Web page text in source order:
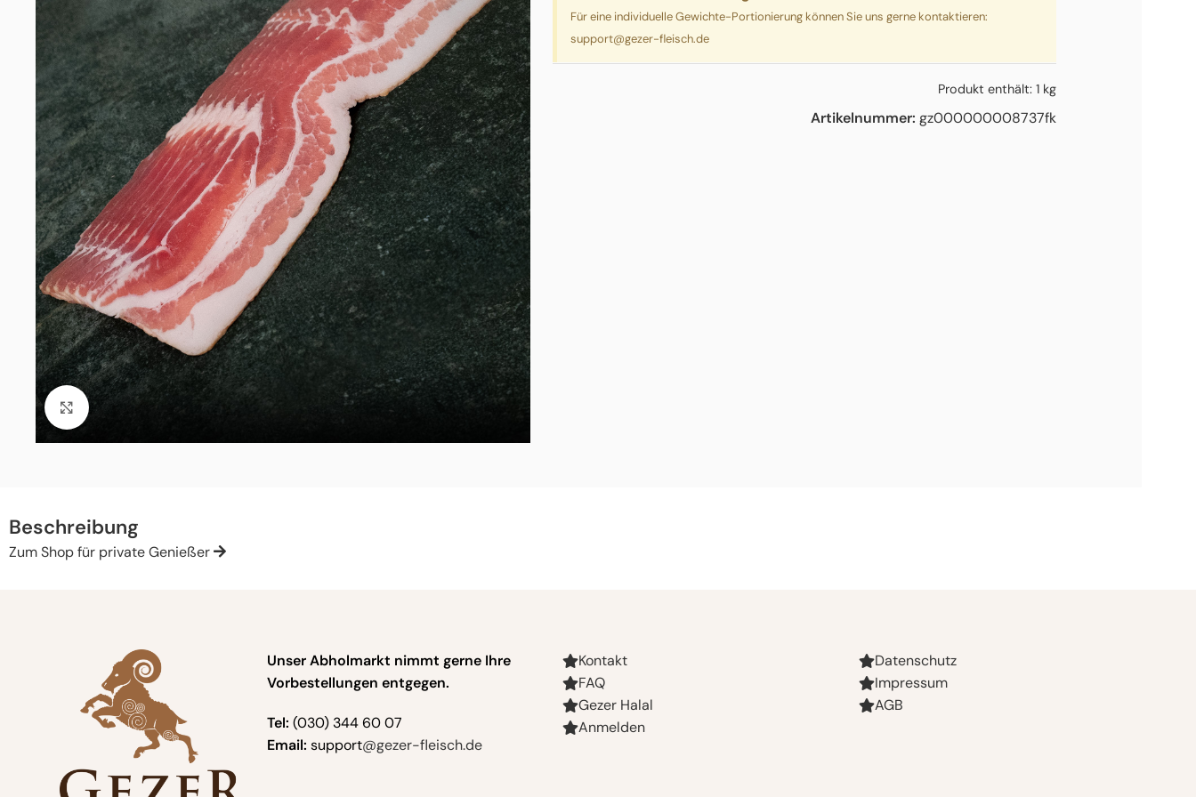
Click to enlarge
Für eine individuelle Gewichte-Portionierung können Sie uns gerne kontaktieren:
support@gezer-fleisch.de
Produkt enthält: 1 kg
Artikelnummer: gz000000008737fk
Beschreibung
Zum Shop für private Genießer
Unser Abholmarkt nimmt gerne Ihre
Vorbestellungen entgegen.
Tel: (030) 344 60 07
Email: support@gezer-fleisch.de
Kontakt
FAQ
Gezer Halal
Anmelden
Datenschutz
Impressum
AGB